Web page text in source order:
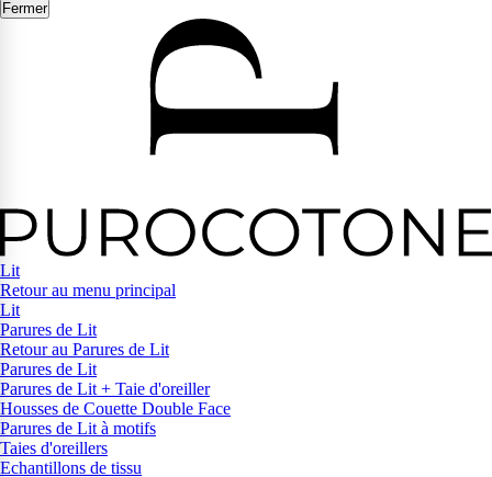
Fermer
Lit
Retour au menu principal
Lit
Parures de Lit
Retour au Parures de Lit
Parures de Lit
Parures de Lit + Taie d'oreiller
Housses de Couette Double Face
Parures de Lit à motifs
Taies d'oreillers
Echantillons de tissu